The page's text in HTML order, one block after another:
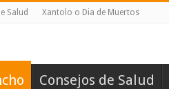
Salud Xantolo o Dia de Muertos
Consejos de Salud